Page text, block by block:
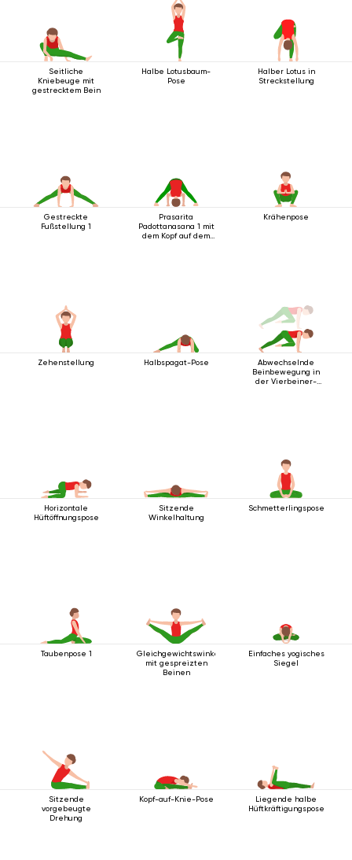
Seitliche
Kniebeuge mit
gestrecktem Bein
Halbe Lotusbaum-
Pose
Halber Lotus in
Streckstellung
Gestreckte
Fußstellung 1
Prasarita
Padottanasana 1 mit
dem Kopf auf dem
Krähenpose
Zehenstellung Halbspagat-Pose
Abwechselnde
Beinbewegung in
der Vierbeiner-
Horizontale
Hüftöffnungspose
Sitzende
Winkelhaltung
Schmetterlingspose
Taubenpose 1
Gleichgewichtswinkelhaltung
mit gespreizten
Beinen
Einfaches yogisches
Siegel
Sitzende
vorgebeugte
Drehung
Kopf-auf-Knie-Pose
Liegende halbe
Hüftkräftigungspose